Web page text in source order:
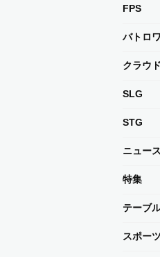
FPS
バトロ
クラウ
SLG
STG
ニュース
特集
テーブ
スポー